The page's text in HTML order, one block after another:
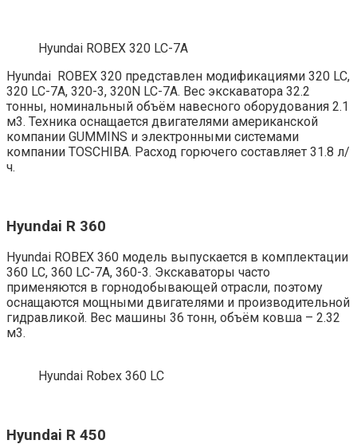
Hyundai ROBEX 320 LC-7A
Hyundai ROBEX 320 представлен модификациями 320 LC,
320 LC-7A, 320-3, 320N LC-7A. Вес экскаватора 32.2
тонны, номинальный объём навесного оборудования 2.1
м3. Техника оснащается двигателями американской
компании GUMMINS и электронными системами
компании TOSCHIBA. Расход горючего составляет 31.8 л/
ч.
Hyundai R 360
Hyundai ROBEX 360 модель выпускается в комплектации
360 LC, 360 LC-7A, 360-3. Экскаваторы часто
применяются в горнодобывающей отрасли, поэтому
оснащаются мощными двигателями и производительной
гидравликой. Вес машины 36 тонн, объём ковша – 2.32
м3.
Hyundai Robex 360 LC
Hyundai R 450